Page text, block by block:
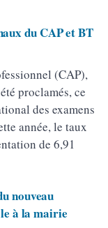
du CAP et BT
(CAP),
proclamés, ce
des examens
année, le taux
de 6,91
nouveau
à la mairie